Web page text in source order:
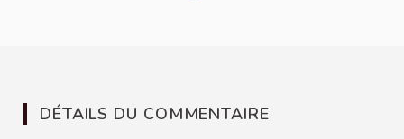
DÉTAILS DU COMMENTAIRE